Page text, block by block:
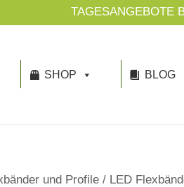
TAGESANGEBOTE
SHOP BLOG
und Profile / LED